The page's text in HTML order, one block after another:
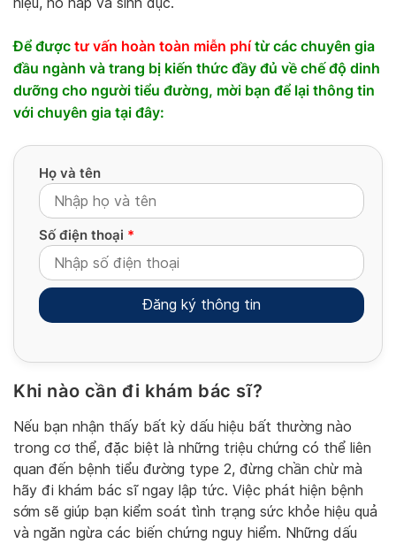
Để được tư vấn hoàn toàn miễn phítừ các chuyên gia
đầu ngành và trang bị kiến thức đầy đủ về chế độ dinh
dưỡng cho người tiểu đường, mời bạn để lại thông tin
với chuyên gia tại đây:
Họ và tên
Số điện thoại *
Alternative:
Khi nào cần đi khám bác sĩ?
Nếu bạn nhận thấy bất kỳ dấu hiệu bất thường nào
trong cơ thể, đặc biệt là những triệu chứng có thể liên
quan đến bệnh tiểu đường type 2, đừng chần chừ mà
hãy đi khám bác sĩ ngay lập tức. Việc phát hiện bệnh
sớm sẽ giúp bạn kiểm soát tình trạng sức khỏe hiệu quả
và ngăn ngừa các biến chứng nguy hiểm. Những dấu